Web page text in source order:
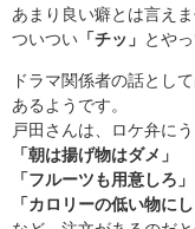
あまり良い癖とは言え
ついつい 「チッ」 とや
ドラマ関係者の話とし
あるようです。
戸田さんは、ロケ弁にう
「朝は揚げ物はダメ」
「フルーツも用意しろ」
「カロリーの低い物にし